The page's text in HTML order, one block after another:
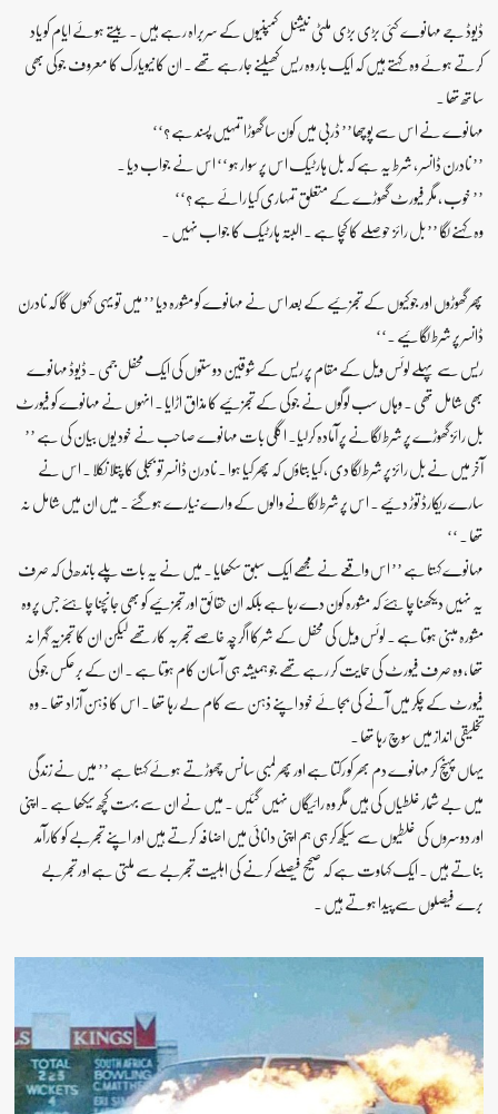
ڈیوڈ جے مہانوے کئی بڑی بڑی ملٹی نیشنل کمپنیوں کے سربراہ رہے ہیں ۔ بیتے ہوئے ایام کو یاد
کرتے ہوئے وہ کہتے ہیں کہ ایک بار وہ ریس کھیلنے جارہے تھے ۔ ان کا نیویارک کا معروف جوکی بھی
ساتھ تھا ۔
مہانوے نے اس سے پوچھا’’ ڈربی میں کون سا گھوڑا تمہیں پسند ہے ؟‘‘
’’ نادرن ڈانسر ، شرط یہ ہے کہ بل ہارٹیک اس پر سوار ہو ‘‘ اس نے جواب دیا ۔
’’ خوب ، مگر فیورٹ گھوڑے کے متعلق تمہاری کیا رائے ہے ؟‘‘
وہ کہنے لگا ’’ بل رائز حوصلے کا کچا ہے ۔ البتہ ہارٹیک کا جواب نہیں ۔
پھر گھوڑوں اور جوکیوں کے تجزئیے کے بعد اس نے مہانوے کو مشورہ دیا ’’ میں تو یہی کہوں گا کہ نادرن
ڈانسر پر شرط لگائیے ۔‘‘
ریس سے پہلے لوئس ویل کے مقام پر ریس کے شوقین دوستوں کی ایک محفل جمی ۔ ڈیوڈ مہانوے
بھی شامل تھی ۔ وہاں سب لوگوں نے جوکی کے تجزئیے کا مذاق اڑایا ۔ انہوں نے مہانوے کو فیورٹ
بل رائز گھوڑے پر شرط لگانے پر آمادہ کرلیا۔ اگلی بات مہانوے صاحب نے خود یوں بیان کی ہے ’’
آخر میں نے بل رائز پر شرط لگا دی ، کیا بتاؤں کہ پھر کیا ہوا ۔ نادرن ڈانسر تو بجلی کا پتلا نکلا ۔ اس نے
سارے ریکارڈ توڑ دئیے ۔ اس پر شرط لگانے والوں کے وارے نیارے ہوگئے ۔ میں ان میں شامل نہ
تھا ۔ ‘‘
مہانوے کہتا ہے ’’ اس واقعے نے مجھے ایک سبق سکھایا ۔ میں نے یہ بات پلے باندھ لی کہ صرف
یہ نہیں دیکھنا چاہئے کہ مشورہ کون دے رہا ہے بلکہ ان حقائق اور تجزئیے کو بھی جانچنا چاہئے جس پر وہ
مشورہ مبنی ہوتا ہے ۔ لوئس ویل کی محفل کے شرکا اگرچہ خاصے تجربہ کار تھے لیکن ان کا تجزیہ گہرا نہ
تھا ، وہ صرف فیورٹ کی حمایت کر رہے تھے جو ہمیشہ ہی آسان کام ہوتا ہے ۔ ان کے برعکس جوکی
فیورٹ کے چکر میں آنے کی بجائے خود اپنے ذہن سے کام لے رہا تھا ۔ اس کا ذہن آزاد تھا ۔ وہ
تخلیقی انداز میں سوچ رہا تھا ۔
یہاں پہنچ کر مہانوے دم بھر کو رکتا ہے اور پھر لمبی سانس چھوڑتے ہوئے کہتا ہے ’’ میں نے زندگی
میں بے شمار غلطیاں کی ہیں مگر وہ رائیگاں نہیں گئیں ۔ میں نے ان سے بہت کچھ سیکھا ہے ۔ اپنی
اور دوسروں کی غلطیوں سے سیکھ کر ہی ہم اپنی دانائی میں اضافہ کرتے ہیں اور اپنے تجربے کو کارآمد
بناتے ہیں ۔ ایک کہاوت ہے کہ صحیح فیصلے کرنے کی اہلیت تجربے سے ملتی ہے اور تجربے
برے فیصلوں سے پیدا ہوتے ہیں ۔